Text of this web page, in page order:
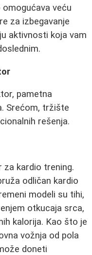
veću
za izbegavanje
aktivnosti koja vam
pametna
Srećom, tržište
rešenja.
za kardio trening.
odličan kardio
modeli su tihi,
otkucaja srca,
kalorija. Kao što je
vožnja od pola
doneti